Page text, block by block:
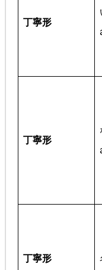
丁寧形
丁寧形
丁寧形